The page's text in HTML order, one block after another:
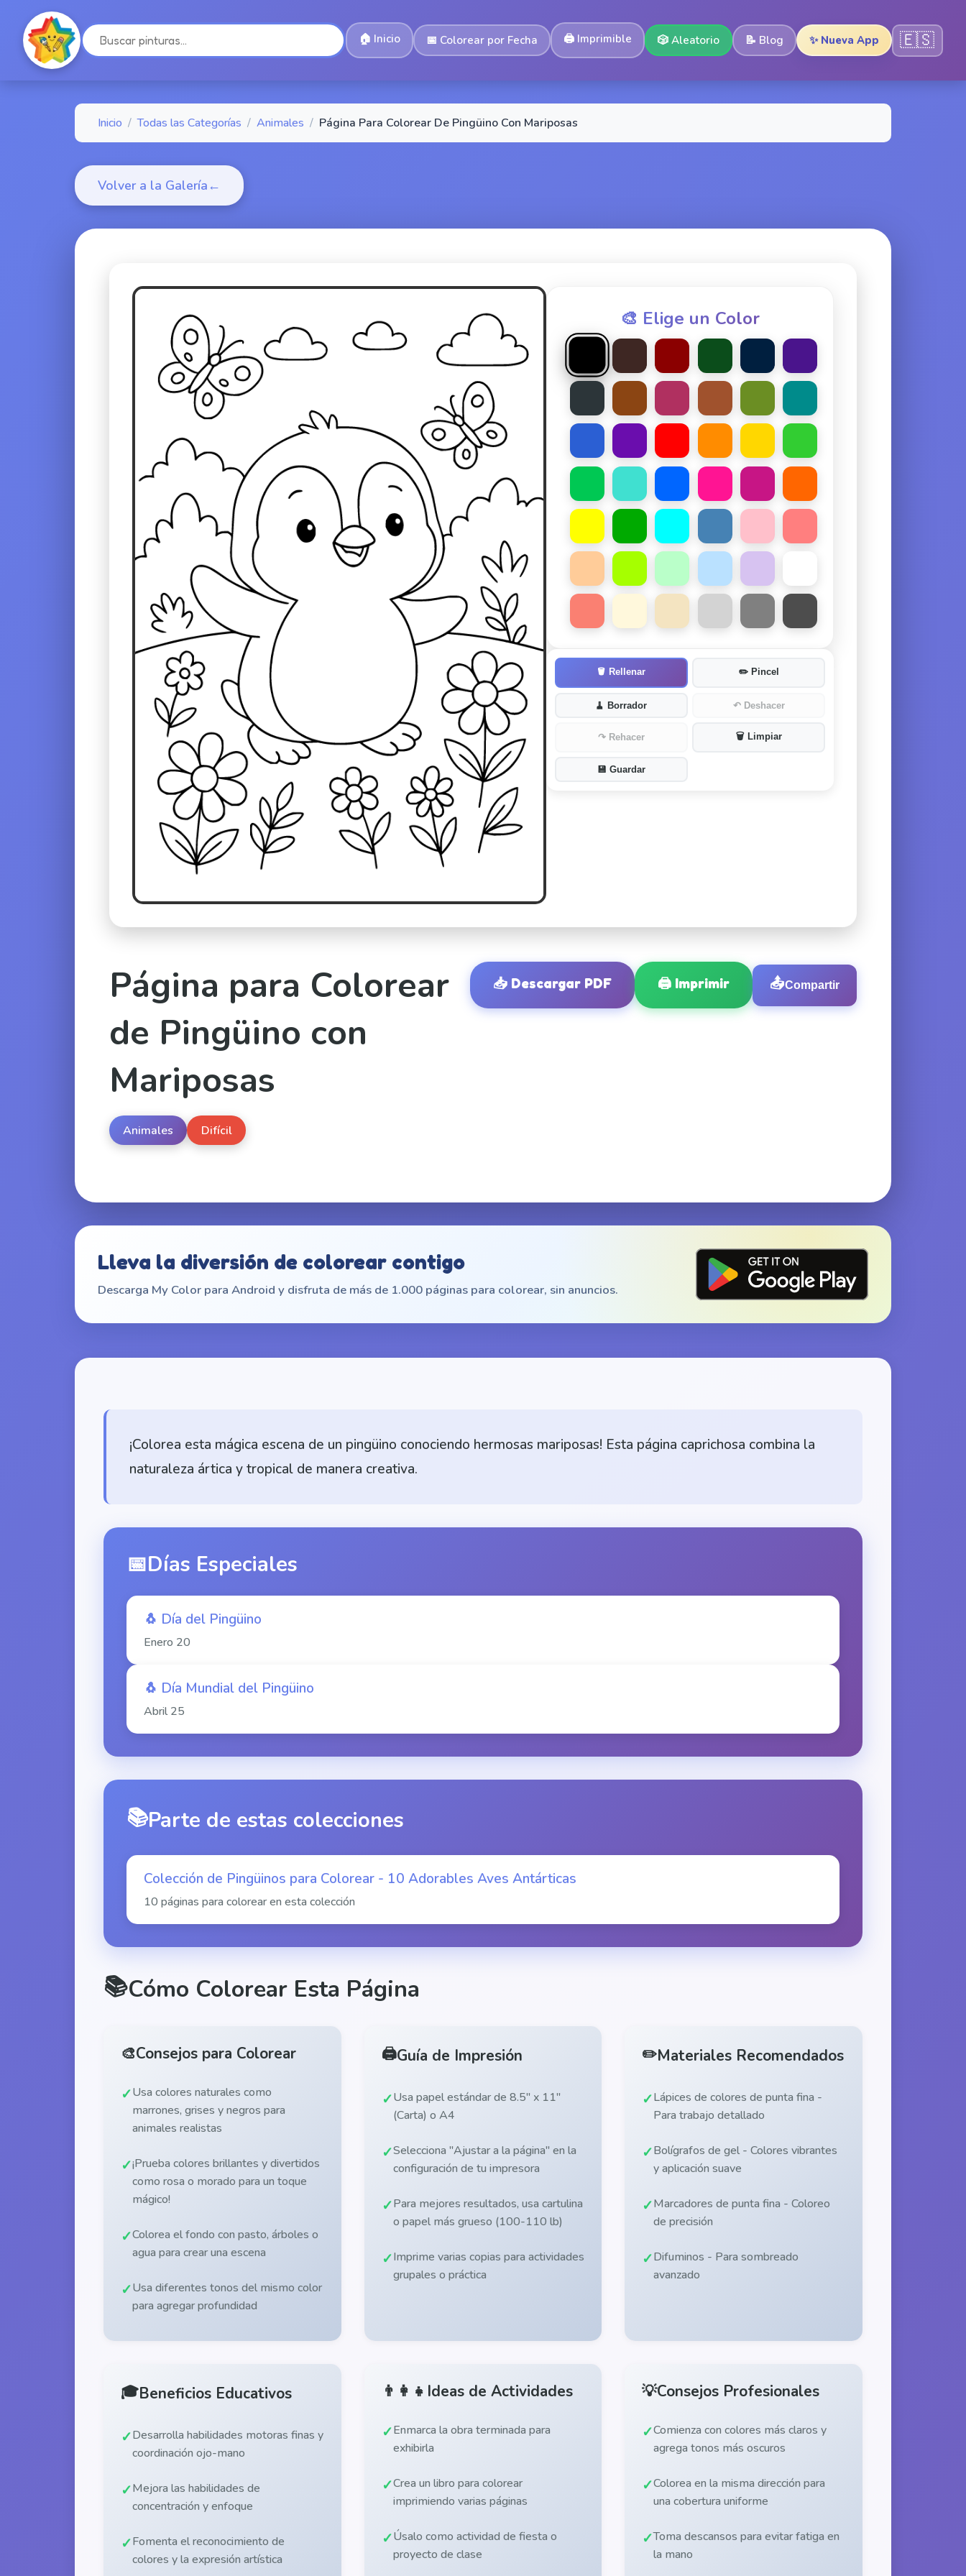
🏠 Inicio 📅 Colorear por Fecha 🖨️ Imprimible 🎲 Aleatorio 📝 Blog ✨ Nueva App 🇪🇸
Inicio / Todas las Categorías / Animales / Página Para Colorear De Pingüino Con Mariposas
Volver a la Galería←
🎨 Elige un Color
🪣 Rellenar ✏️ Pincel
🧹Borrador ↶ Deshacer
↷ Rehacer 🗑️ Limpiar
💾 Guardar
Página para Colorear
de Pingüino con
Mariposas
Animales Difícil
📥 Descargar PDF 🖨️ Imprimir 📤Compartir
Lleva la diversión de colorear contigo
Descarga My Color para Android y disfruta de más de 1.000 páginas para colorear, sin anuncios.
¡Colorea esta mágica escena de un pingüino conociendo hermosas mariposas! Esta página caprichosa combina la
naturaleza ártica y tropical de manera creativa.
📅Días Especiales
🐧 Día del Pingüino
Enero 20
🐧 Día Mundial del Pingüino
Abril 25
📚Parte de estas colecciones
Colección de Pingüinos para Colorear - 10 Adorables Aves Antárticas
10 páginas para colorear en esta colección
📚Cómo Colorear Esta Página
🎨Consejos para Colorear
Usa colores naturales como
marrones, grises y negros para
animales realistas
¡Prueba colores brillantes y divertidos
como rosa o morado para un toque
mágico!
Colorea el fondo con pasto, árboles o
agua para crear una escena
Usa diferentes tonos del mismo color
para agregar profundidad
🖨️Guía de Impresión
Usa papel estándar de 8.5" x 11"
(Carta) o A4
Selecciona "Ajustar a la página" en la
configuración de tu impresora
Para mejores resultados, usa cartulina
o papel más grueso (100-110 lb)
Imprime varias copias para actividades
grupales o práctica
✏️Materiales Recomendados
Lápices de colores de punta fina -
Para trabajo detallado
Bolígrafos de gel - Colores vibrantes
y aplicación suave
Marcadores de punta fina - Coloreo
de precisión
Difuminos - Para sombreado
avanzado
🎓Beneficios Educativos
Desarrolla habilidades motoras finas y
coordinación ojo-mano
Mejora las habilidades de
concentración y enfoque
Fomenta el reconocimiento de
colores y la expresión artística
👨‍👩‍👧 Ideas de Actividades
Enmarca la obra terminada para
exhibirla
Crea un libro para colorear
imprimiendo varias páginas
Úsalo como actividad de fiesta o
proyecto de clase
💡Consejos Profesionales
Comienza con colores más claros y
agrega tonos más oscuros
Colorea en la misma dirección para
una cobertura uniforme
Toma descansos para evitar fatiga en
la mano